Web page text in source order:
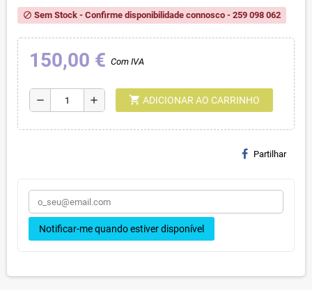
block Sem Stock - Confirme disponibilidade connosco - 259 098 062
150,00 € Com IVA
remove add shopping_cart ADICIONAR AO CARRINHO
Partilhar
Notificar-me quando estiver disponível